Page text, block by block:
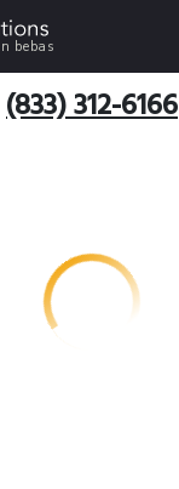
bebas
(833) 312-6166